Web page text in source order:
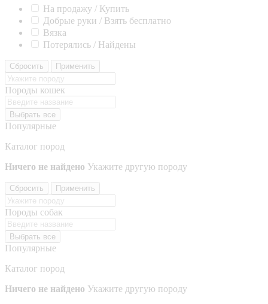
На продажу / Купить
Добрые руки / Взять бесплатно
Вязка
Потерялись / Найдены
Сбросить Применить
Породы кошек
Выбрать все
Популярные
Каталог пород
Ничего не найдено Укажите другую породу
Сбросить Применить
Породы собак
Выбрать все
Популярные
Каталог пород
Ничего не найдено Укажите другую породу